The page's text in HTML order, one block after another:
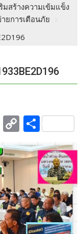
สร้างความเข้มแข็ง
ยการเตือนภัย
Pi
nt
C
o
p
y
Li
n
k
S
h
ar
e